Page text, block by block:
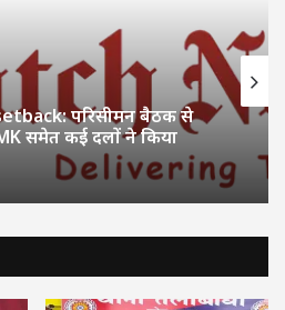
परिसीमन बैठक से
समेत कई दलों ने किया